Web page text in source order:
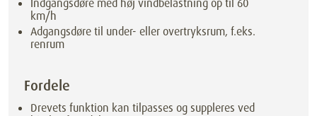
km/h
Adgangsdøre til under- eller overtryksrum, f.eks.
renrum
Fordele
Drevets funktion kan tilpasses og suppleres ved